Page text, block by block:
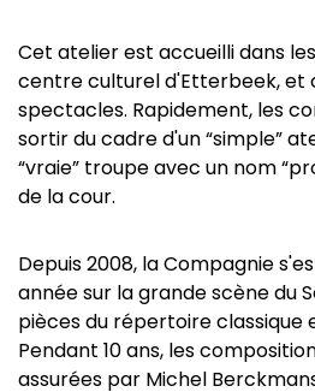
Cet atelier est accueilli dans
centre culturel d'Etterbeek, et
spectacles. Rapidement, les
sortir du cadre d'un “simple”
“vraie” troupe avec un nom
de la cour.
Depuis 2008, la Compagnie
année sur la grande scène du
pièces du répertoire classique
Pendant 10 ans, les
assurées par Michel